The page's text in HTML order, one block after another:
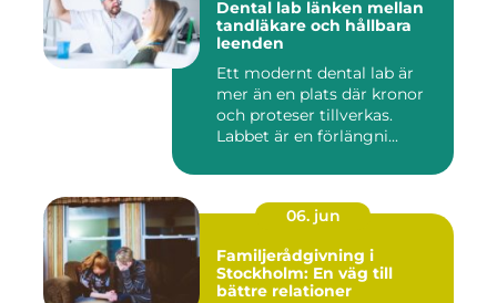
Dental lab länken mellan
tandläkare och hållbara
leenden
Ett modernt dental lab är
mer än en plats där kronor
och proteser tillverkas.
Labbet är en förlängni...
06. jun
Familjerådgivning i
Stockholm: En väg till
bättre relationer